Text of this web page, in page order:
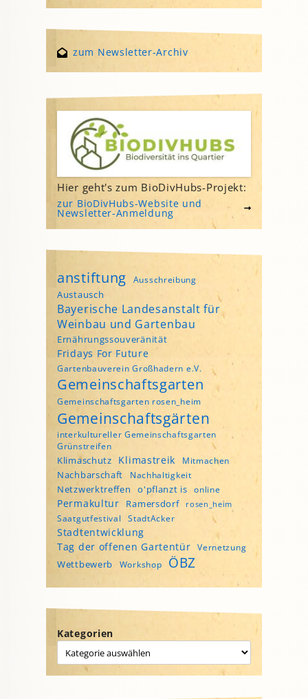
zum Newsletter-Archiv
Hier geht's zum BioDivHubs-Projekt:
zur BioDivHubs-Website und
Newsletter-Anmeldung
anstiftung Ausschreibung
Austausch
Bayerische Landesanstalt für
Weinbau und Gartenbau
Ernährungssouveränität
Fridays For Future
Gartenbauverein Großhadern e.V.
Gemeinschaftsgarten
Gemeinschaftsgarten rosen_heim
Gemeinschaftsgärten
interkultureller Gemeinschaftsgarten
Grünstreifen
Klimaschutz Klimastreik Mitmachen
Nachbarschaft Nachhaltigkeit
Netzwerktreffen o'pflanzt is online
Permakultur Ramersdorf rosen_heim
Saatgutfestival StadtAcker
Stadtentwicklung
Tag der offenen Gartentür
Vernetzung
Wettbewerb Workshop ÖBZ
Kategorien